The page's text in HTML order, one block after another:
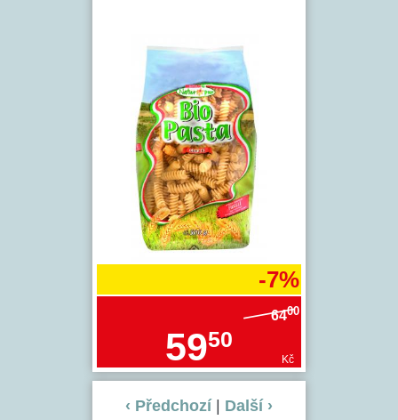
-7%
6400
5950
Kč
‹ Předchozí| Další ›